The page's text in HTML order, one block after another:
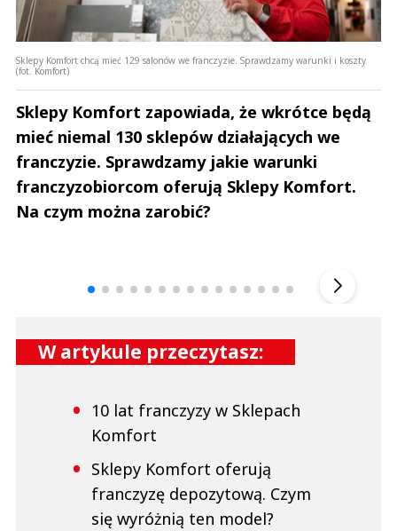
Sklepy Komfort chcą mieć 129 salonów we franczyzie. Sprawdzamy warunki i koszty
(fot. Komfort)
Sklepy Komfort zapowiada, że wkrótce będą
mieć niemal 130 sklepów działających we
franczyzie. Sprawdzamy jakie warunki
franczyzobiorcom oferują Sklepy Komfort.
Na czym można zarobić?
W artykule przeczytasz:
10 lat franczyzy w Sklepach
Komfort
Sklepy Komfort oferują
franczyzę depozytową. Czym
się wyróżnią ten model?